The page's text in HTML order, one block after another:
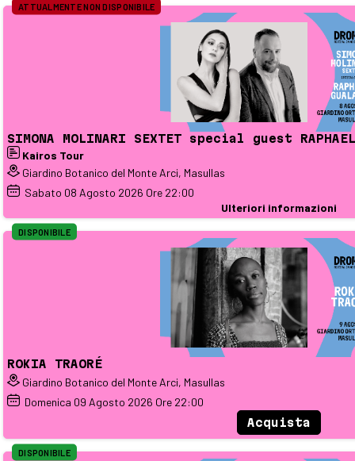
SIMONA MOLINARI SEXTET special guest
Kairos Tour
Giardino Botanico del Monte Arci, Masullas
Sabato 08 Agosto 2026 Ore 22:00
ATTUALMENTE NON DISPONIBILE
Ulteriori informazioni
ROKIA TRAORÉ
Giardino Botanico del Monte Arci, Masullas
Domenica 09 Agosto 2026 Ore 22:00
DISPONIBILE
Acquista
DISPONIBILE